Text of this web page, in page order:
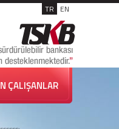
TR EN
ÇALIŞANLAR